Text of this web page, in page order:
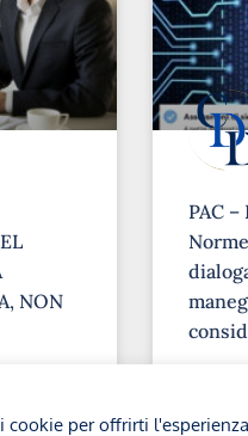
NON
PAC
per offrirti